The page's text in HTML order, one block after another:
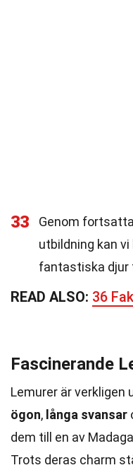
33
Genom
utbildning kan
fantastiska djur
READ ALSO: 36
Fascinerande
Lemurer är verkligen
ögon, långa svansar
dem till en av
Trots deras charm